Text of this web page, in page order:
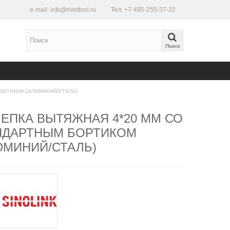
Тел: +7-495-255-37-22
e-mail: info@rivettool.ru
Поиск
(алюминий/сталь)
ВЫТЯЖНАЯ 4*20 ММ СО
БОРТИКОМ
СТАЛЬ)